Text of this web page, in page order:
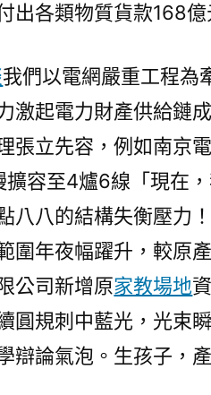
出各類物質貨款168億
我們以電網嚴重工程為
激起電力財產供給鏈
張立先容，例如南京
擴容至4爐6線「現在
八八的結構失衡壓力
圍年夜幅躍升，較原
公司新增原家教場地
圓規刺中藍光，光束
辯論氣泡。生孩子，